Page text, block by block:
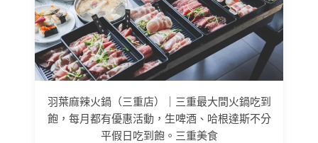
羽葉麻辣火鍋（三重店）｜三重最大間火鍋吃到
飽，每月都有優惠活動，生啤酒、哈根達斯不分
平假日吃到飽。三重美食